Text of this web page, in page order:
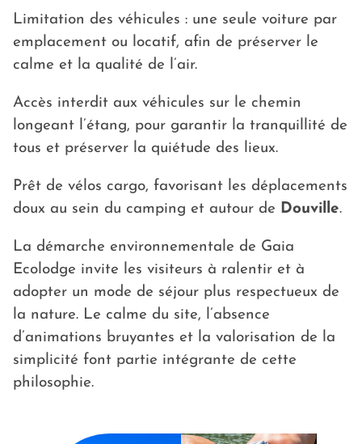
Limitation des véhicules : une seule voiture par
emplacement ou locatif, afin de préserver le
calme et la qualité de l’air.
Accès interdit aux véhicules sur le chemin
longeant l’étang, pour garantir la tranquillité de
tous et préserver la quiétude des lieux.
Prêt de vélos cargo, favorisant les déplacements
doux au sein du camping et autour de Douville.
La démarche environnementale de Gaia
Ecolodge invite les visiteurs à ralentir et à
adopter un mode de séjour plus respectueux de
la nature. Le calme du site, l’absence
d’animations bruyantes et la valorisation de la
simplicité font partie intégrante de cette
philosophie.